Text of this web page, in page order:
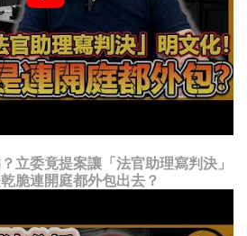
立委竟提案讓「法官助理寫判決」
脆連開庭都外包出去？